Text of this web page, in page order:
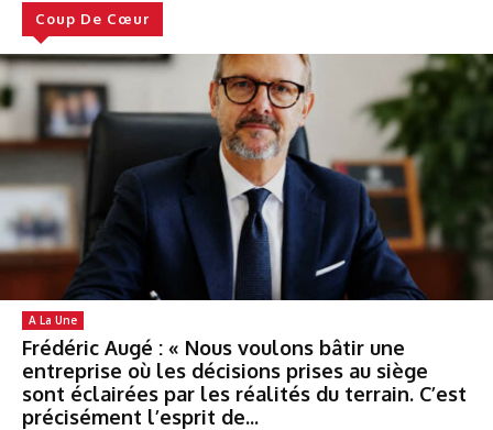
Coup De Cœur
A La Une
Frédéric Augé : « Nous voulons bâtir une
entreprise où les décisions prises au siège
sont éclairées par les réalités du terrain. C’est
précisément l’esprit de...